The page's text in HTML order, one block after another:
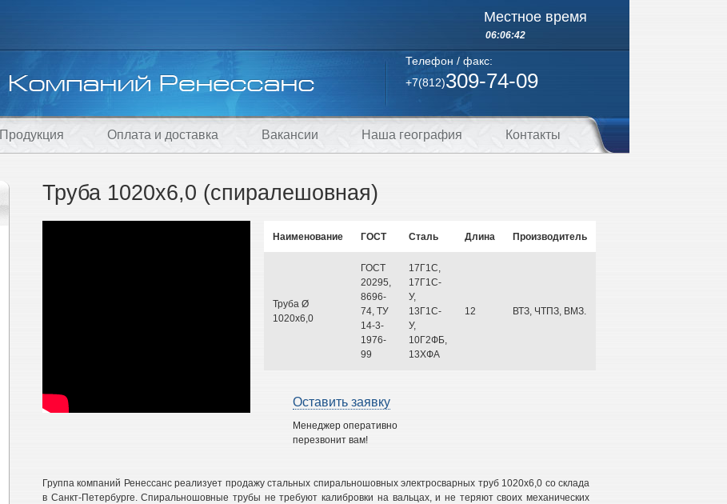
Местное время
06:06:43
Телефон / факс:
+7(812)309-74-09
Продукция Оплата и доставка Вакансии Наша география Контакты
Труба 1020х6,0 (спиралешовная)
Наименование ГОСТ Сталь Длина Производитель
Труба Ø
1020х6,0
ГОСТ
20295,
8696-
74, ТУ
14-3-
1976-
99
17Г1С,
17Г1С-
У,
13Г1С-
У,
10Г2ФБ,
13ХФА
12 ВТЗ, ЧТПЗ, ВМЗ.
Оставить заявку
Менеджер оперативно
перезвонит вам!
Группа компаний Ренессанс реализует продажу стальных спиральношовных электросварных труб 1020х6,0 со склада
в Санкт-Петербурге. Спиральношовные трубы не требуют калибровки на вальцах, и не теряют своих механических